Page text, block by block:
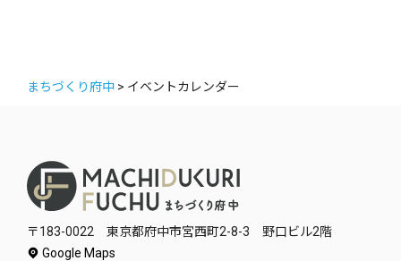
まちづくり府中 > イベントカレンダー
〒183-0022 東京都府中市宮西町2-8-3 野口ビル2階
Google Maps